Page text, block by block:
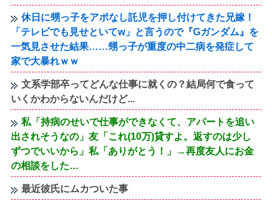
休日に甥っ子をアポなし託児を押し付けてきた兄嫁！
「テレビでも見せといてw」と言うので『Gガンダム』を
一気見させた結果……甥っ子が重度の中二病を発症して
家で大暴れｗｗ
文系学部卒ってどんな仕事に就くの？結局何で食って
いくかわからないんだけど...
私「持病のせいで仕事ができなくて、アパートを追い
出されそうなの」友「これ(10万)貸すよ。返すのは少し
ずつでいいから」私「ありがとう！」→再度友人にお金
の相談をした…
最近彼氏にムカついた事